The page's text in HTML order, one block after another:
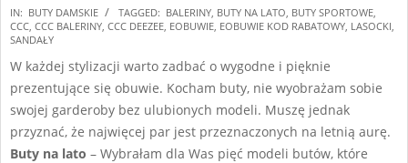
2025-
01-
IN: BUTY DAMSKIE TAGGED: BALERINY BUTY NA LATO BUTY SPORTOWE
CCC CCC BALERINY CCC DEEZEE EOBUWIE EOBUWIE KOD RABATOWY LASOCKI
SANDAŁY
W każdej stylizacji warto zadbać o wygodne i pięknie
prezentujące się obuwie. Kocham buty, nie wyobrażam sobie
swojej garderoby bez ulubionych modeli. Muszę jednak
przyznać, że najwięcej par jest przeznaczonych na letnią aurę.
Buty na lato – Wybrałam dla Was pięć modeli butów, które